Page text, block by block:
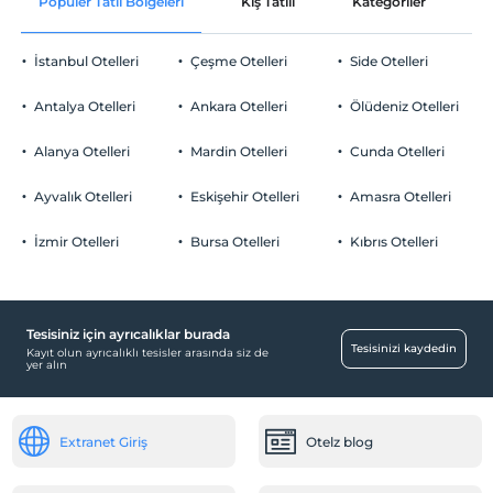
Şezlong & Şemsiye
Ortak alanlar ve tüm odalar
Otopark
Ücretsiz Özel Otopark
Havuz
Aramo terapi masajı
Check/out
En geç saat 12:00 ve öncesi
Evcil Hayvan
2 yaşına kadar olan bebekler ücretsizdir.
İstanbul Otelleri
Antalya Otelleri
Alanya Otelleri
Ayvalık Otelleri
İzmir Otelleri
Çeşme Otelleri
Ankara Otelleri
Mardin Otelleri
Eskişehir Otelleri
Bursa Otelleri
Side Otelleri
Ölüdeniz Otelleri
Cunda Otelleri
Amasra Otelleri
Kıbrıs Otelleri
Tesisiniz için ayrıcalıklar burada
Kayıt olun ayrıcalıklı tesisler arasında siz de
yer alın
Tesisinizi kaydedin
Extranet Giriş Otelz blog